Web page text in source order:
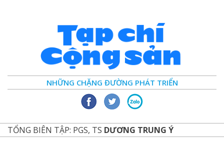
NHỮNG CHẶNG ĐƯỜNG PHÁT TRIỂN
TỔNG BIÊN TẬP: PGS, TS DƯƠNG TRUNG Ý